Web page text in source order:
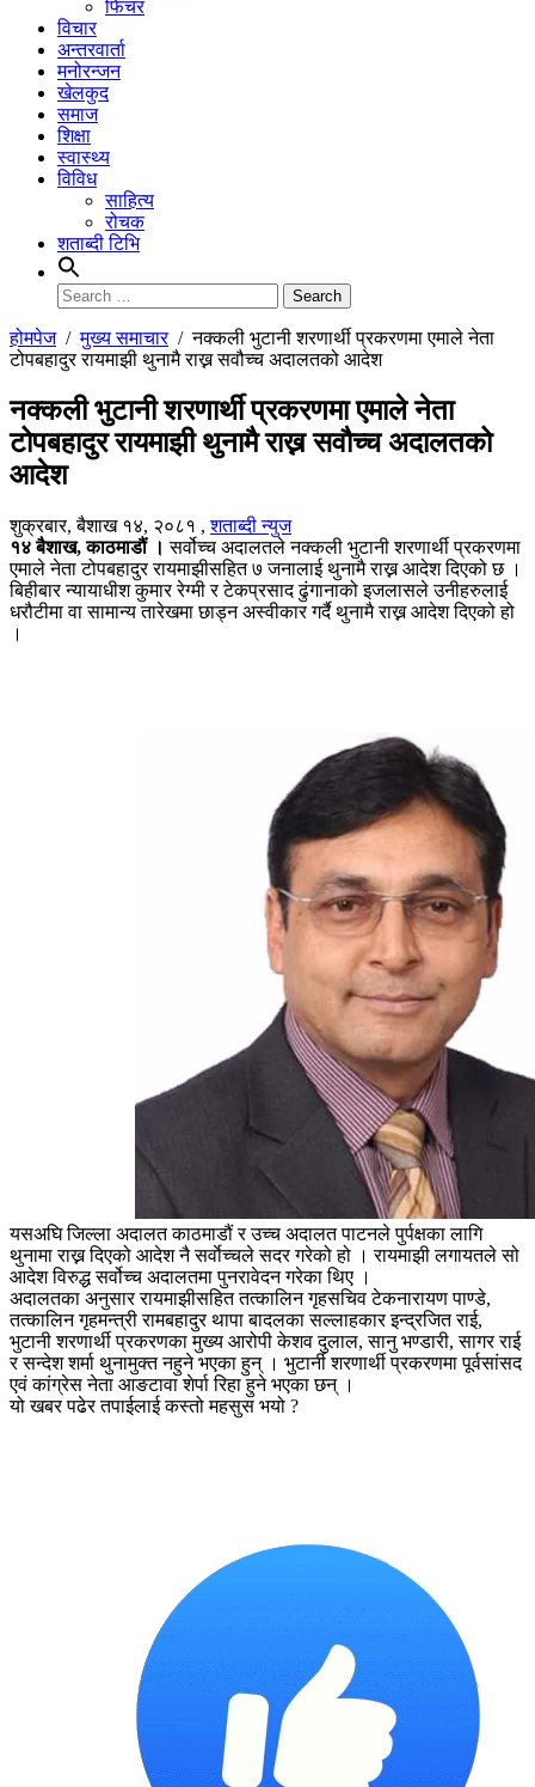
फिचर
विचार
अन्तरवार्ता
मनोरन्जन
खेलकुद
समाज
शिक्षा
स्वास्थ्य
विविध
साहित्य
रोचक
शताब्दी टिभि
Search
for:
होमपेज/मुख्य समाचार/नक्कली भुटानी शरणार्थी प्रकरणमा एमाले नेता
टोपबहादुर रायमाझी थुनामै राख्न सवौच्च अदालतको आदेश
नक्कली भुटानी शरणार्थी प्रकरणमा एमाले नेता
टोपबहादुर रायमाझी थुनामै राख्न सवौच्च अदालतको
आदेश
शुक्रबार, बैशाख १४, २०८१ ,शताब्दी न्युज
१४ बैशाख, काठमाडौं ।सर्वोच्च अदालतले नक्कली भुटानी शरणार्थी प्रकरणमा
एमाले नेता टोपबहादुर रायमाझीसहित ७ जनालाई थुनामै राख्न आदेश दिएको छ ।
बिहीबार न्यायाधीश कुमार रेग्मी र टेकप्रसाद ढुंगानाको इजलासले उनीहरुलाई
धरौटीमा वा सामान्य तारेखमा छाड्न अस्वीकार गर्दै थुनामै राख्न आदेश दिएको हो
।
यसअघि जिल्ला अदालत काठमाडौं र उच्च अदालत पाटनले पुर्पक्षका लागि
थुनामा राख्न दिएको आदेश नै सर्वाेच्चले सदर गरेको हो । रायमाझी लगायतले सो
आदेश विरुद्ध सर्वोच्च अदालतमा पुनरावेदन गरेका थिए ।
अदालतका अनुसार रायमाझीसहित तत्कालिन गृहसचिव टेकनारायण पाण्डे,
तत्कालिन गृहमन्त्री रामबहादुर थापा बादलका सल्लाहकार इन्द्रजित राई,
भुटानी शरणार्थी प्रकरणका मुख्य आरोपी केशव दुलाल, सानु भण्डारी, सागर राई
र सन्देश शर्मा थुनामुक्त नहुने भएका हुन् । भुटार्नी शरणार्थी प्रकरणमा पूर्वसांसद
एवं कांग्रेस नेता आङटावा शेर्पा रिहा हुने भएका छन् ।
यो खबर पढेर तपाईलाई कस्तो महसुस भयो ?